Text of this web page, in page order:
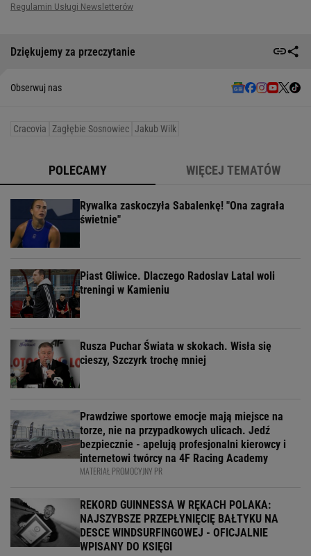
Dziękujemy za przeczytanie
Obserwuj nas
Cracovia Zagłębie Sosnowiec Jakub Wilk
POLECAMY WIĘCEJ TEMATÓW
Rywalka zaskoczyła Sabalenkę! "Ona zagrała
świetnie"
Piast Gliwice. Dlaczego Radoslav Latal woli
treningi w Kamieniu
Rusza Puchar Świata w skokach. Wisła się
cieszy, Szczyrk trochę mniej
Prawdziwe sportowe emocje mają miejsce na
torze, nie na przypadkowych ulicach. Jedź
bezpiecznie - apelują profesjonalni kierowcy i
internetowi twórcy na 4F Racing Academy
MATERIAŁ PROMOCYJNY PR
REKORD GUINNESSA W RĘKACH POLAKA:
NAJSZYBSZE PRZEPŁYNIĘCIĘ BAŁTYKU NA
DESCE WINDSURFINGOWEJ - OFICJALNIE
WPISANY DO KSIĘGI